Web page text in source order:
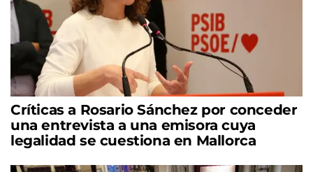
Críticas a Rosario Sánchez por conceder
una entrevista a una emisora cuya
legalidad se cuestiona en Mallorca